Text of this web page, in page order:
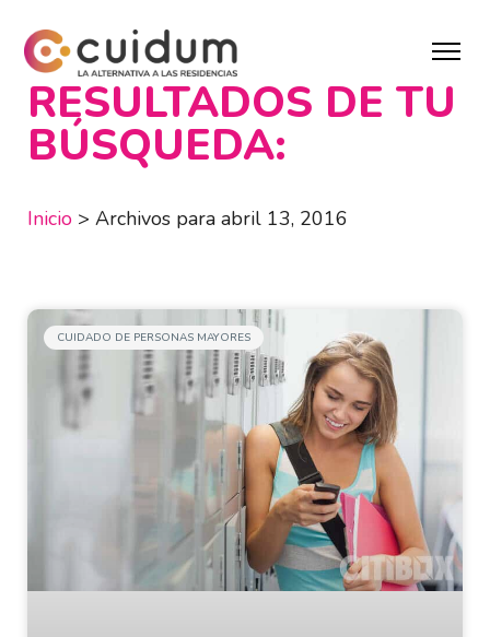
RESULTADOS DE TU
BÚSQUEDA:
Inicio > Archivos para abril 13, 2016
CUIDADO DE PERSONAS MAYORES